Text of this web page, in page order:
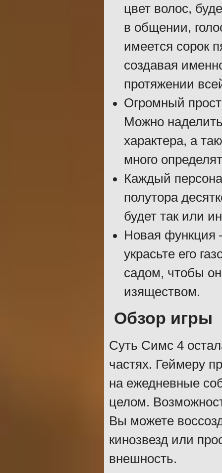
цвет волос,
в общении,
имеется сорок
создавая
протяжении
Огромный
Можно
характера, а
много
Каждый
полутора
будет так или
Новая функция
украсьте его
садом, чтобы
изяществом.
Обзор игры
Суть Симс 4
частях. Геймеру
на ежедневные
целом.
Вы можете
кинозвезд или
внешность.